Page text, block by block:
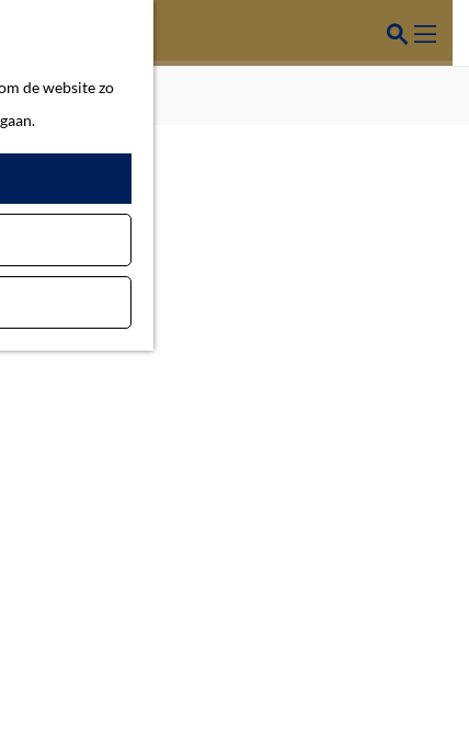
de website zo
Z
oM